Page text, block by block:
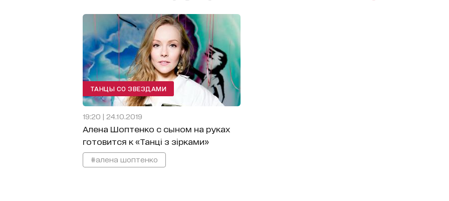
ТАНЦЫ СО ЗВЕЗДАМИ
19:20 | 24.10.2019
Алена Шоптенко с сыном на руках
готовится к «Танці з зірками»
#алена шоптенко